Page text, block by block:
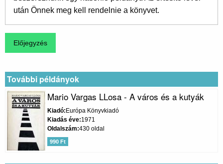
után Önnek meg kell rendelnie a könyvet.
További példányok
Mario Vargas LLosa - A város és a kutyák
Kiadó Európa Könyvkiadó
Kiadás éve 1971
Oldalszám 430 oldal
990 Ft